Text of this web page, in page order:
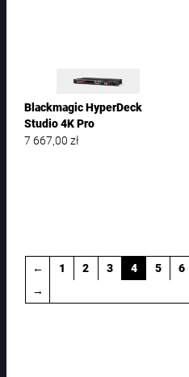
Blackmagic HyperDeck
Studio 4K Pro
7 667,00zł
← 1 2 3 4 5 6
→